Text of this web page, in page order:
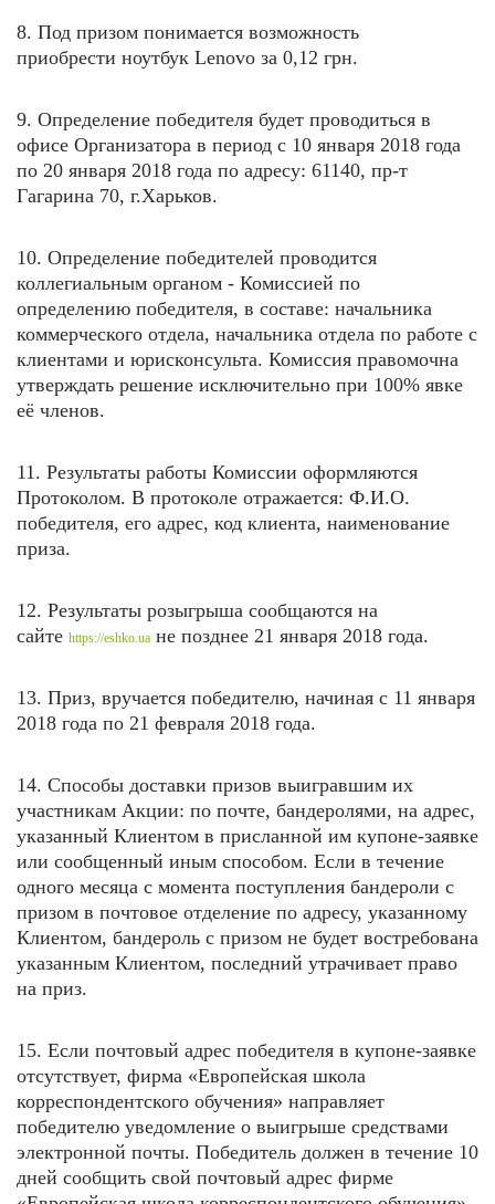
8. Под призом понимается возможность
приобрести ноутбук Lenovo за 0,12 грн.
9. Определение победителя будет проводиться в
офисе Организатора в период с 10 января 2018 года
по 20 января 2018 года по адресу: 61140, пр-т
Гагарина 70, г.Харьков.
10. Определение победителей проводится
коллегиальным органом - Комиссией по
определению победителя, в составе: начальника
коммерческого отдела, начальника отдела по работе с
клиентами и юрисконсульта. Комиссия правомочна
утверждать решение исключительно при 100% явке
её членов.
11. Результаты работы Комиссии оформляются
Протоколом. В протоколе отражается: Ф.И.О.
победителя, его адрес, код клиента, наименование
приза.
12. Результаты розыгрыша сообщаются на
сайте https://eshko.ua не позднее 21 января 2018 года.
13. Приз, вручается победителю, начиная с 11 января
2018 года по 21 февраля 2018 года.
14. Способы доставки призов выигравшим их
участникам Акции: по почте, бандеролями, на адрес,
указанный Клиентом в присланной им купоне-заявке
или сообщенный иным способом. Если в течение
одного месяца с момента поступления бандероли с
призом в почтовое отделение по адресу, указанному
Клиентом, бандероль с призом не будет востребована
указанным Клиентом, последний утрачивает право
на приз.
15. Если почтовый адрес победителя в купоне-заявке
отсутствует, фирма «Европейская школа
корреспондентского обучения» направляет
победителю уведомление о выигрыше средствами
электронной почты. Победитель должен в течение 10
дней сообщить свой почтовый адрес фирме